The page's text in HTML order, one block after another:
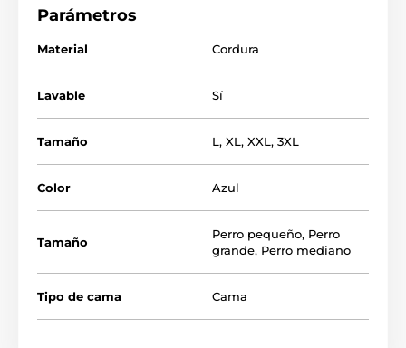
cómodo y cómprele nuestra cama para perros
REEDOG.
Parámetros
Material Cordura
Lavable Sí
Tamaño L, XL, XXL, 3XL
Color Azul
Tamaño
Perro pequeño, Perro
grande, Perro mediano
Tipo de cama Cama